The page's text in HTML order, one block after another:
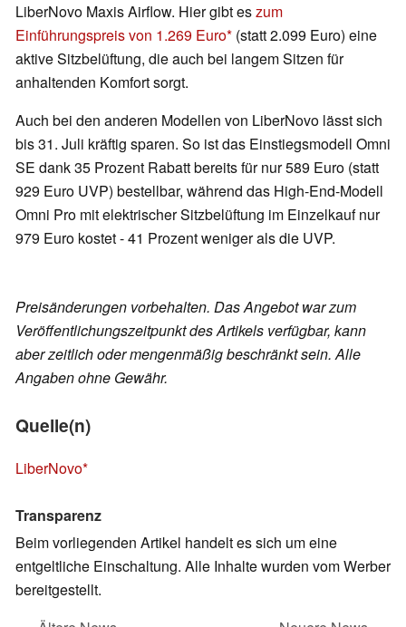
LiberNovo Maxis Airflow. Hier gibt eszum
Einführungspreis von 1.269 Euro (statt 2.099 Euro) eine
aktive Sitzbelüftung, die auch bei langem Sitzen für
anhaltenden Komfort sorgt.
Auch bei den anderen Modellen von LiberNovo lässt sich
bis 31. Juli kräftig sparen. So ist das Einstiegsmodell Omni
SE dank 35 Prozent Rabatt bereits für nur 589 Euro (statt
929 Euro UVP) bestellbar, während das High-End-Modell
Omni Pro mit elektrischer Sitzbelüftung im Einzelkauf nur
979 Euro kostet - 41 Prozent weniger als die UVP.
Preisänderungen vorbehalten. Das Angebot war zum
Veröffentlichungszeitpunkt des Artikels verfügbar, kann
aber zeitlich oder mengenmäßig beschränkt sein. Alle
Angaben ohne Gewähr.
Quelle(n)
LiberNovo
Transparenz
Beim vorliegenden Artikel handelt es sich um eine
entgeltliche Einschaltung. Alle Inhalte wurden vom Werber
bereitgestellt.